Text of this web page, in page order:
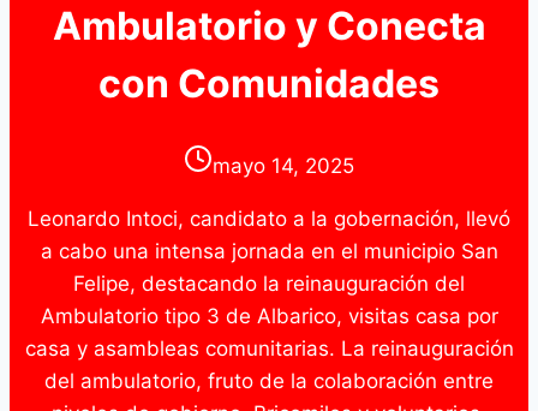
Ambulatorio y Conecta
con Comunidades
mayo 14, 2025
Leonardo Intoci, candidato a la gobernación, llevó
a cabo una intensa jornada en el municipio San
Felipe, destacando la reinauguración del
Ambulatorio tipo 3 de Albarico, visitas casa por
casa y asambleas comunitarias. La reinauguración
del ambulatorio, fruto de la colaboración entre